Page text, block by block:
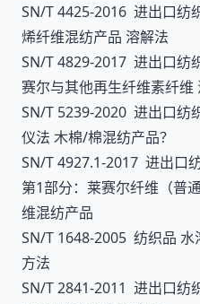
SN/T 4425-2016 进出口纺
烯纤维混纺产品 溶解法
SN/T 4829-2017 进出口纺
赛尔与其他再生纤维素纤维
SN/T 5239-2020 进出口纺
仪法 木棉/棉混纺产品？
SN/T 4927.1-2017 进出口
第1部分：莱赛尔纤维（普
维混纺产品
SN/T 1648-2005 纺织品
方法
SN/T 2841-2011 进出口纺